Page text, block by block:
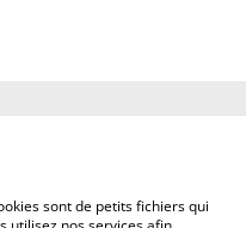
sont de petits fichiers qui